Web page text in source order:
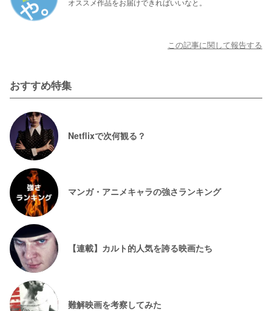
この記事に関して報告する
おすすめ特集
Netflixで次何観る？
マンガ・アニメキャラの強さランキング
【連載】カルト的人気を誇る映画たち
難解映画を考察してみた